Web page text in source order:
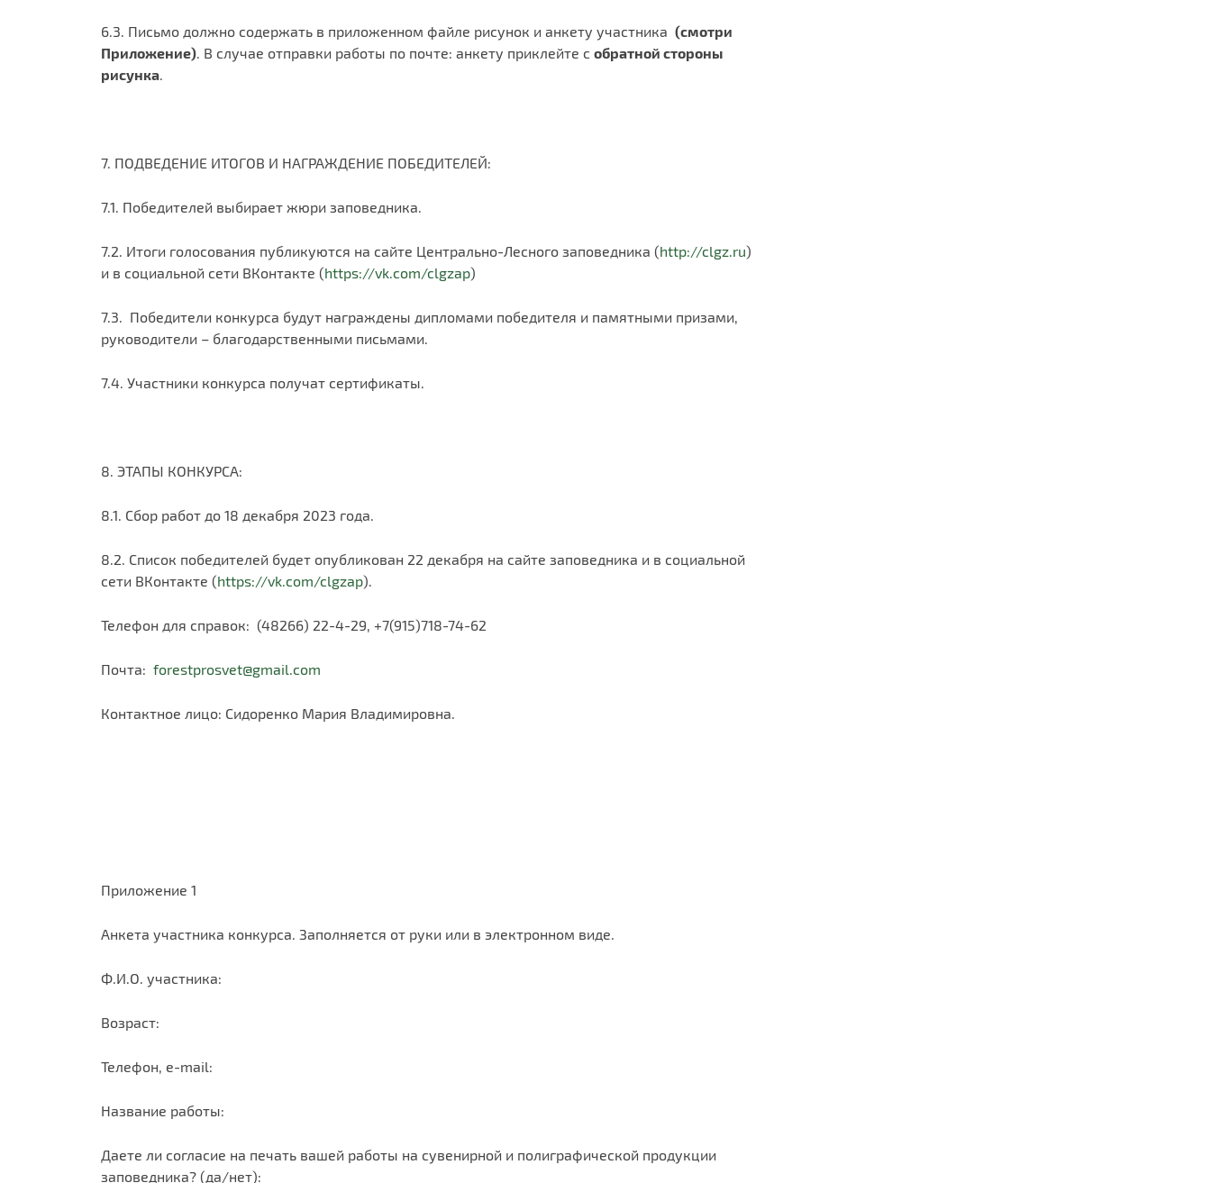
6.3. Письмо должно содержать в приложенном файле рисунок и анкету участника (смотри
Приложение) . В случае отправки работы по почте: анкету приклейте с обратной стороны
рисунка
7. ПОДВЕДЕНИЕ ИТОГОВ И НАГРАЖДЕНИЕ ПОБЕДИТЕЛЕЙ:
7.1. Победителей выбирает жюри заповедника.
7.2. Итоги голосования публикуются на сайте Центрально-Лесного заповедника (http://clgz.ru)
и в социальной сети ВКонтакте (https://vk.com/clgzap)
7.3. Победители конкурса будут награждены дипломами победителя и памятными призами,
руководители – благодарственными письмами.
7.4. Участники конкурса получат сертификаты.
8. ЭТАПЫ КОНКУРСА:
8.1. Сбор работ до 18 декабря 2023 года.
8.2. Список победителей будет опубликован 22 декабря на сайте заповедника и в социальной
сети ВКонтакте (https://vk.com/clgzap).
Телефон для справок: (48266) 22-4-29, +7(915)718-74-62
Почта: forestprosvet@gmail.com
Контактное лицо: Сидоренко Мария Владимировна.
Приложение 1
Анкета участника конкурса. Заполняется от руки или в электронном виде.
Ф.И.О. участника:
Возраст:
Телефон, e-mail:
Название работы:
Даете ли согласие на печать вашей работы на сувенирной и полиграфической продукции
заповедника? (да/нет):